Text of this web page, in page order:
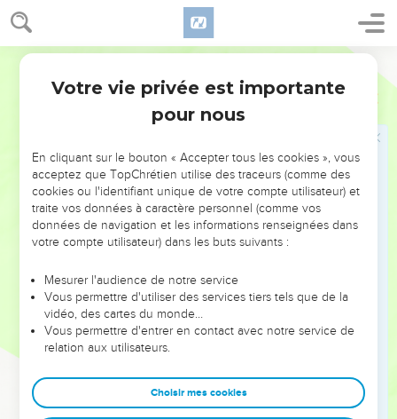
Juges 10
Les Israélites crièrent à l'Eternel en disant : « Nous avons
péché contre toi, car nous avons abandonné notre Dieu et
nous avons servi les Baals. »
L'Eternel dit aux Israélites : « Ne vous ai-je pas délivrés des
Egyptiens, des Amoréens, des Ammonites, des Philistins ?
Lorsque les Sidoniens, les Amalécites et les Maonites vous
délivrés de leurs mains ?
Mais vous, vous m'avez abandonné et vous avez servi
d'autres dieux. C'est pourquoi je ne vous délivrerai plus.
Allez crier vers les dieux que vous avez choisis. Qu'ils
Les Israélites dirent à l'Eternel : « Nous avons péché.
Traite-nous comme il te plaira. Seulement, nous t’en prions,
délivre-nous aujourd'hui ! »
16
servirent l'Eternel, qui fut touché par la souffrance d'Israël.
Les Ammonites se rassemblèrent et installèrent leur camp
Votre vie privée est importante
pour nous
En cliquant sur le bouton « Accepter tous les cookies », vous
acceptez que TopChrétien utilise des traceurs (comme des
cookies ou l'identifiant unique de votre compte utilisateur) et
traite vos données à caractère personnel (comme vos
données de navigation et les informations renseignées dans
votre compte utilisateur) dans les buts suivants :
Mesurer l'audience de notre service
Vous permettre d'utiliser des services tiers tels que de la
vidéo, des cartes du monde…
Vous permettre d'entrer en contact avec notre service de
relation aux utilisateurs.
Choisir mes cookies